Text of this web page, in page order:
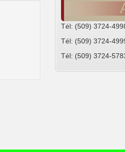
Tél: (509) 3724-
Tél: (509) 3724-
Tél: (509) 3724-